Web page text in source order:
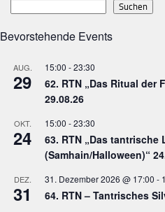
Suchen
Bevorstehende Events
AUG.
29
15:00 -23:30
62. RTN „Das Ritual der
29.08.26
OKT.
24
15:00 -23:30
63. RTN „Das
(Samhain/Halloween)“
DEZ.
31
31. Dezember 2026 @ 17:00 -
64. RTN – Tantrisches